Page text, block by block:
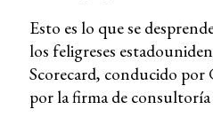
Esto es lo que se
los feligreses
Scorecard, conducido por
por la firma de